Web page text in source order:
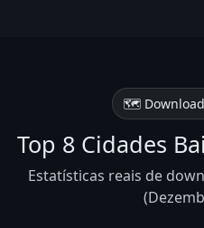
🗺️
Top 8 Cidades
Estatísticas reais de